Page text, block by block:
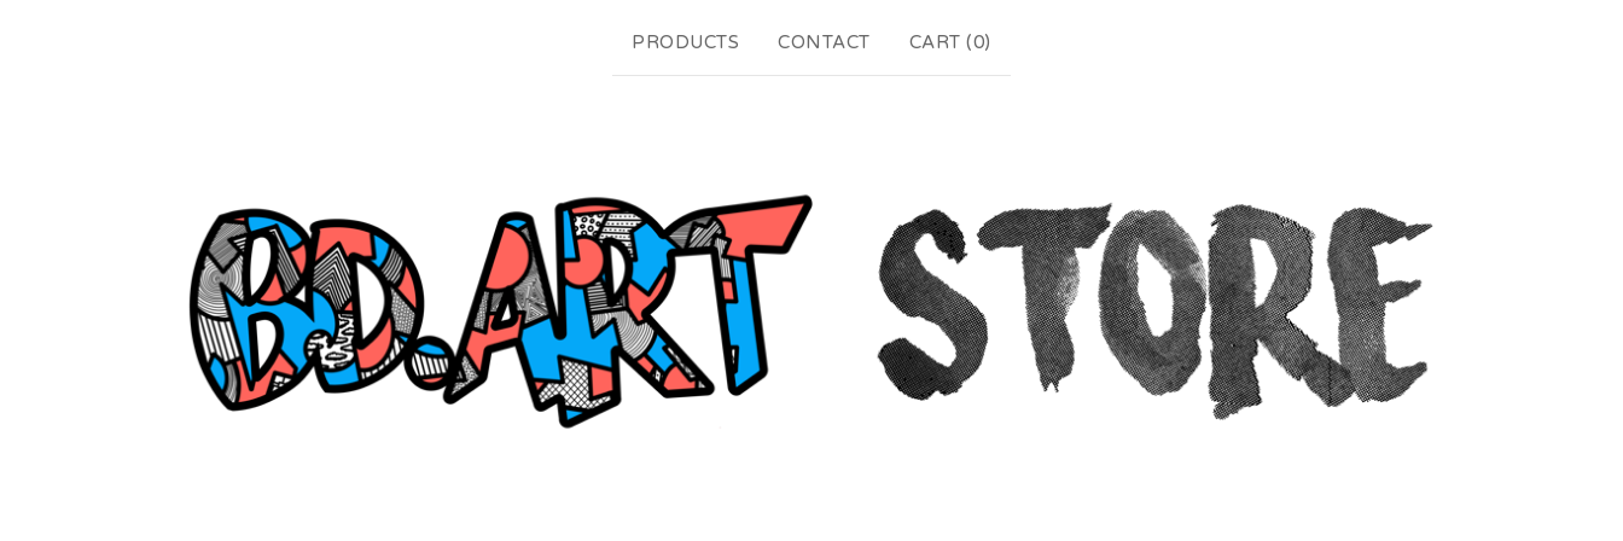
PRODUCTS CONTACT CART (0)